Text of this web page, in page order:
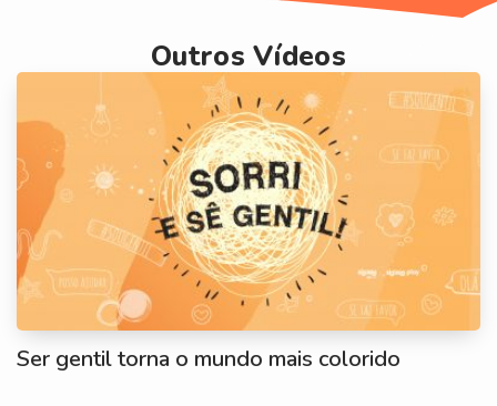
Outros Vídeos
Ser gentil torna o mundo mais colorido